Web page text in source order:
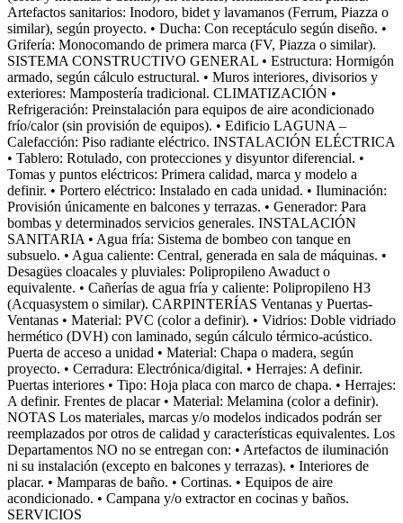
Artefactos sanitarios: Inodoro, bidet y lavamanos (Ferrum, Piazza o
similar), según proyecto. • Ducha: Con receptáculo según diseño. •
Grifería: Monocomando de primera marca (FV, Piazza o similar).
SISTEMA CONSTRUCTIVO GENERAL • Estructura: Hormigón
armado, según cálculo estructural. • Muros interiores, divisorios y
exteriores: Mampostería tradicional. CLIMATIZACIÓN •
Refrigeración: Preinstalación para equipos de aire acondicionado
frío/calor (sin provisión de equipos). • Edificio LAGUNA –
Calefacción: Piso radiante eléctrico. INSTALACIÓN ELÉCTRICA
• Tablero: Rotulado, con protecciones y disyuntor diferencial. •
Tomas y puntos eléctricos: Primera calidad, marca y modelo a
definir. • Portero eléctrico: Instalado en cada unidad. • Iluminación:
Provisión únicamente en balcones y terrazas. • Generador: Para
bombas y determinados servicios generales. INSTALACIÓN
SANITARIA • Agua fría: Sistema de bombeo con tanque en
subsuelo. • Agua caliente: Central, generada en sala de máquinas. •
Desagües cloacales y pluviales: Polipropileno Awaduct o
equivalente. • Cañerías de agua fría y caliente: Polipropileno H3
(Acquasystem o similar). CARPINTERÍAS Ventanas y Puertas-
Ventanas • Material: PVC (color a definir). • Vidrios: Doble vidriado
hermético (DVH) con laminado, según cálculo térmico-acústico.
Puerta de acceso a unidad • Material: Chapa o madera, según
proyecto. • Cerradura: Electrónica/digital. • Herrajes: A definir.
Puertas interiores • Tipo: Hoja placa con marco de chapa. • Herrajes:
A definir. Frentes de placar • Material: Melamina (color a definir).
NOTAS Los materiales, marcas y/o modelos indicados podrán ser
reemplazados por otros de calidad y características equivalentes. Los
Departamentos NO no se entregan con: • Artefactos de iluminación
ni su instalación (excepto en balcones y terrazas). • Interiores de
placar. • Mamparas de baño. • Cortinas. • Equipos de aire
acondicionado. • Campana y/o extractor en cocinas y baños.
SERVICIOS